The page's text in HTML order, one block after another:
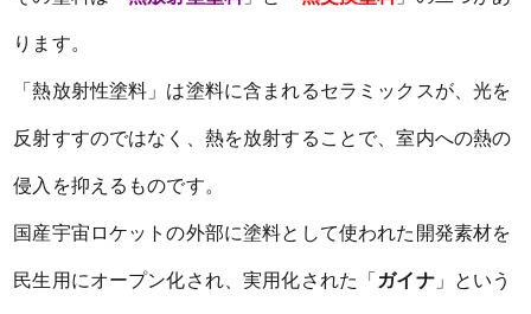
ります。
「熱放射性塗料」は塗料に含まれるセラミックスが、光を
反射すすのではなく、熱を放射することで、室内への熱の
侵入を抑えるものです。
国産宇宙ロケットの外部に塗料として使われた開発素材を
民生用にオープン化され、実用化された「ガイナ」という